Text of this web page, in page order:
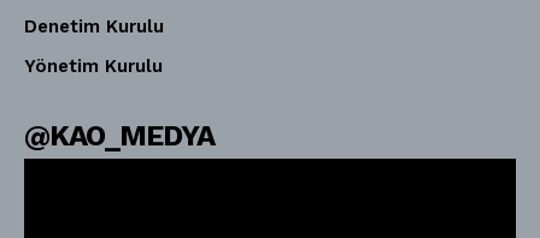
Denetim Kurulu
Yönetim Kurulu
@KAO_MEDYA